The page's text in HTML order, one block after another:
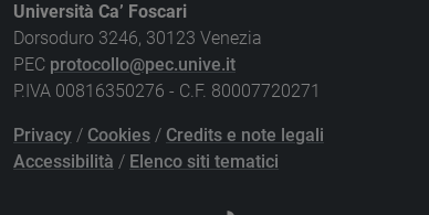
Università Ca’ Foscari
Dorsoduro 3246, 30123 Venezia
PEC protocollo@pec.unive.it
P.IVA 00816350276 - C.F. 80007720271
Privacy / Cookies / Credits e note legali
Accessibilità / Elenco siti tematici